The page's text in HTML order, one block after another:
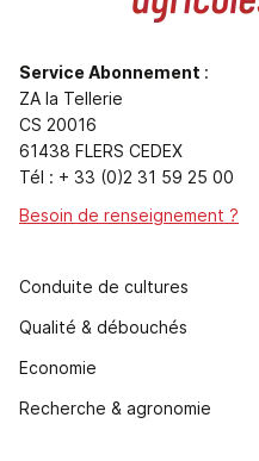
Service Abonnement :
ZA la Tellerie
CS 20016
61438 FLERS CEDEX
Tél : + 33 (0)2 31 59 25 00
Besoin de renseignement ?
Conduite de cultures
Qualité & débouchés
Economie
Recherche & agronomie